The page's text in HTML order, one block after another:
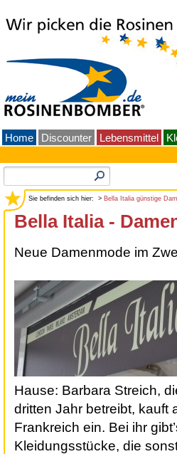
Home Discounter Lebensmittel
Sie befinden sich hier: > Bella Italia günstige
Bella Italia -
Neue Damenmode im
Hause: Barbara Streich,
dritten Jahr betreibt, kauft
Frankreich ein. Bei ihr
Kleidungsstücke, die